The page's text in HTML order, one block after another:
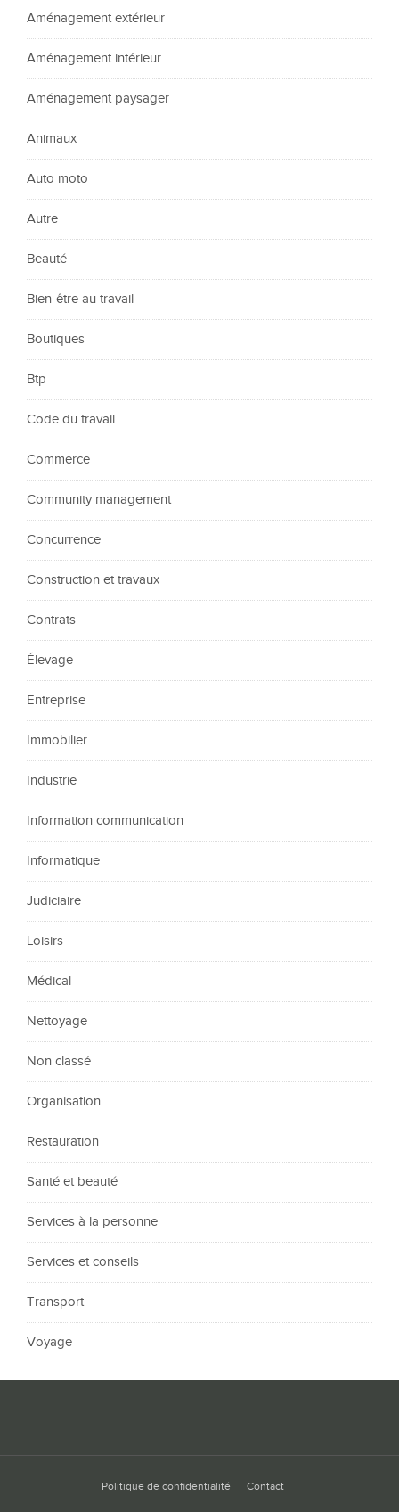
Aménagement extérieur
Aménagement intérieur
Aménagement paysager
Animaux
Auto moto
Autre
Beauté
Bien-être au travail
Boutiques
Btp
Code du travail
Commerce
Community management
Concurrence
Construction et travaux
Contrats
Élevage
Entreprise
Immobilier
Industrie
Information communication
Informatique
Judiciaire
Loisirs
Médical
Nettoyage
Non classé
Organisation
Restauration
Santé et beauté
Services à la personne
Services et conseils
Transport
Voyage
Politique de confidentialité Contact